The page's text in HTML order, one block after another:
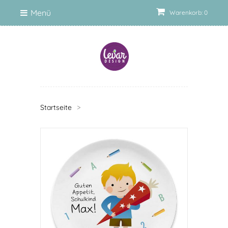
Warenkorb: 0
Menü
Startseite >